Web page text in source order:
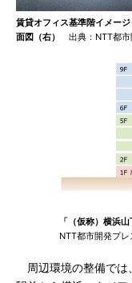
賃貸オフィス基準階イメー
面図（右）
出典：NTT都市
「（仮称）横浜
NTT都市開発プレ
周辺環境の整備では